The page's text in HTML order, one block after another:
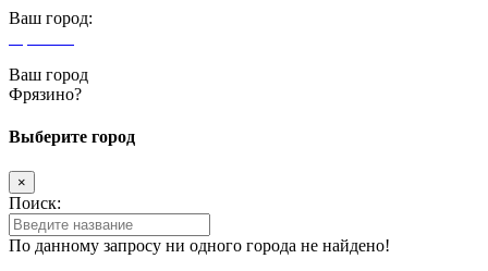
Ваш город:
Ваш город
Фрязино?
Выберите город
×
Поиск:
По данному запросу ни одного города не найдено!